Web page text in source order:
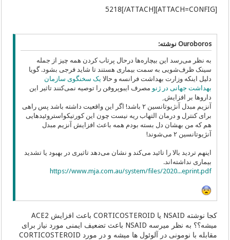
[ATTACH=CONFIG]5218[/ATTACH]
Ouroboros نوشته:
به نظر می‌رسد این بیچاره‌ها درحال پرتاب کردن همه چیز از جمله
سینک ظرف‌شویی به سمت بیماری هستند تا شاید فرجی بشود. گویا
دلیل اینکه وزارت بهداشت فرانسه و حالا یک سخنگوی سازمان
بهداشت جهانی در ژنو مصرف ایبوپروفن را توصیه نمی‌کنند تاثیر این
داروها بر افزایش ِ
آنزیم مبدل آنژیوتانسین ۲ باشد! اگر این واقعیت داشته باشد پس راهی
برای کنترل و درمان التهاب ریه نیست چون این کورتیکواستروئید‌هایی
هم که من بهشان دل بسته بودم همه باعث افزایش آنزیم مبدل
آنژیوتانسین ۲ می‌شوند!
اینهم تردید بالا را تائید می‌کند و نشان می‌دهد تاثیری در بهبود یا تشدید
بیماری نداشته‌اند.
https://www.mja.com.au/system/files/2020...eprint.pdf
کجا نوشته NSAID یا CORTICOSTEROID باعث افزایش ACE2
میشه؟؟ به نظر میرسه NSAID باعث تضعیف ایمنی مورد نیاز برای
مقابله با نومونی در آلوئول ها میشه و در مورد CORTICOSTEROID